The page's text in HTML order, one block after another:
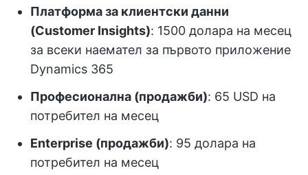
Платформа за клиентски данни
(Customer Insights): 1500 долара на месец
за всеки наемател за първото приложение
Dynamics 365
Професионална (продажби): 65 USD на
потребител на месец
Enterprise (продажби): 95 долара на
потребител на месец